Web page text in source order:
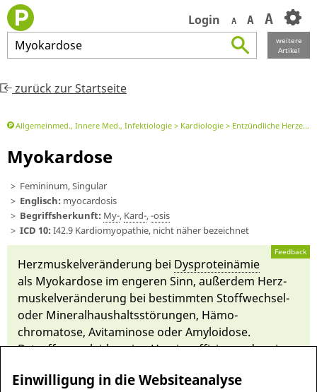
Login A A A
Myokardose
weitere
Artikel
zurück zur Startseite
Allgemeinmed., Innere Med., Infektiologie Kardiologie Entzündliche Herzerkrank., Kardiomyopathie, Herzinsuffizienz
Myokardose
Femininum, Singular
Englisch: myocardosis
Begriffsherkunft: My-, Kard-,-osis
ICD 10: I42.9 Kardiomyopathie, nicht näher bezeichnet
Feedback
Herz­muskel­ver­än­de­rung bei Dys­pro­te­inä­mie
als Myo­kar­dose im engeren Sinn, außerdem Herz­
muskel­ver­än­de­rung bei bestimmten Stoffwech­sel-
oder Mineral­haushaltsstörun­gen, Hä­mo­
chromatose, Avi­t­a­minose oder Amyloidose.
Betroffene er­leiden ei­neHerzin­suffizienzoder einen
ei­ne re­strikti­veKardiomyopathiemit Einschrän­kung
Einwilligung in die Websiteanalyse